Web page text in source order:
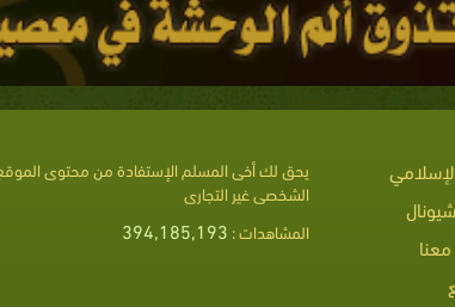
يحق لك أخى المسلم الإستفادة من محتوى
الشخصى غير التجارى
المشاهدات : 394,185,193